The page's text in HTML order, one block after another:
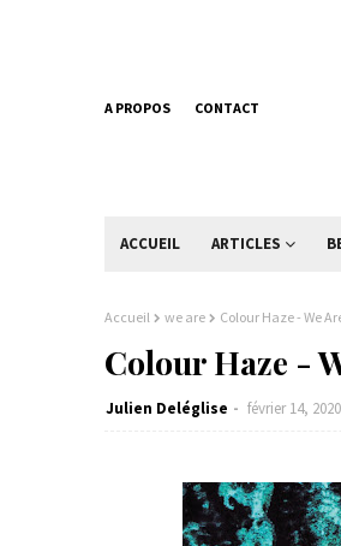
A PROPOS CONTACT
ACCUEIL ARTICLES
Accueil we are Colour Haze - We
Colour Haze -
Julien Deléglise février 14, 2020